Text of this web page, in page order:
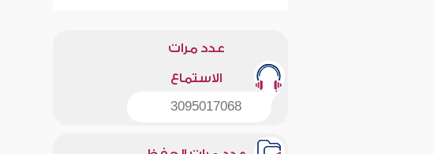
عدد مرات
الاستماع
3095017068